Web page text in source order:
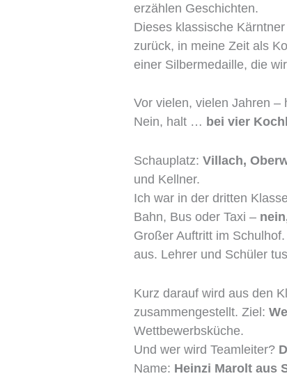
erzählen Geschichten.
Dieses klassische
zurück, in meine Zeit als
einer Silbermedaille, die
Vor vielen, vielen Jahren –
Nein, halt … bei vier
Schauplatz:Villach,
und Kellner.
Ich war in der dritten
Bahn, Bus oder Taxi –
Großer Auftritt im
aus. Lehrer und Schüler
Kurz darauf wird aus den
zusammengestellt. Ziel:
Wettbewerbsküche.
Und wer wird Teamleiter?
Name: Heinzi Marolt aus